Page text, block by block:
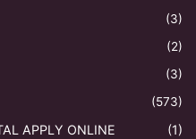
(3)
(2)
(3)
(573)
APPLY ONLINE
(1)